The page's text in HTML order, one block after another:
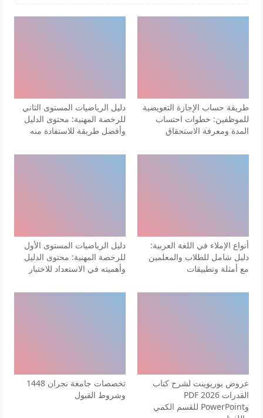
طريقة حساب الإجازة التعويضية
للموظفين: خطوات احتساب
المدة ومعرفة الاستحقاق
دليل الرياضيات المستوى الثاني
للرخصة المهنية: محتوى الدليل
وأفضل طريقة للاستفادة منه
أنواع الإملاء في اللغة العربية:
دليل شامل للطلاب والمعلمين
مع أمثلة وتطبيقات
دليل الرياضيات المستوى الأول
للرخصة المهنية: محتوى الدليل
وأهميته في الاستعداد للاختبار
عروض بوربوينت لشرح كتاب
القدرات 2026 PDF
وPowerPoint للقسم الكمي
تخصصات جامعة نجران 1448
وشروط القبول